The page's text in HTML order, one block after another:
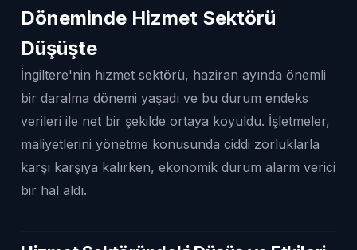
Döneminde Hizmet Sektörü
Düşüşte
İngiltere'nin hizmet sektörü, haziran ayında önemli
bir daralma dönemi yaşadı ve bu durum endeks
verileri ile net bir şekilde ortaya koyuldu. İşletmeler,
maliyetlerini yönetme konusunda ciddi zorluklarla
karşı karşıya kalırken, ekonomik durum alarm verici
bir hal aldı.